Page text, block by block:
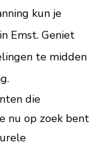
kun je
Emst. Geniet
te midden
die
nu op zoek bent